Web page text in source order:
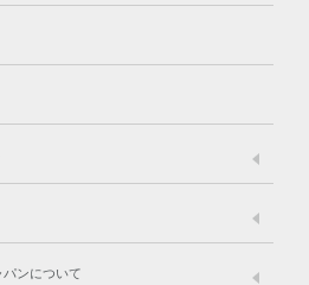
Baby Kids
（ヘア） Oral care（オーラルケア）
Facebook
ンについて